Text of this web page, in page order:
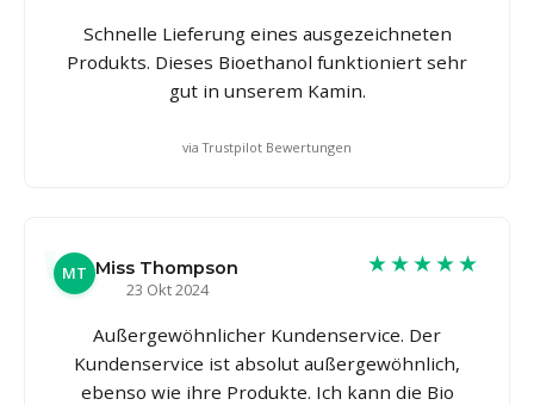
Schnelle Lieferung eines ausgezeichneten
Produkts. Dieses Bioethanol funktioniert sehr
gut in unserem Kamin.
via Trustpilot Bewertungen
MT Miss Thompson
23 Okt 2024
★★★★★
Außergewöhnlicher Kundenservice. Der
Kundenservice ist absolut außergewöhnlich,
ebenso wie ihre Produkte. Ich kann die Bio